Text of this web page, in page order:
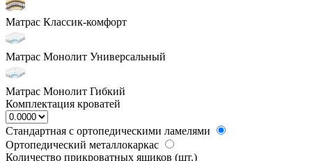
Матрас Классик-комфорт
Матрас Монолит Универсальный
Матрас Монолит Гибкий
Комплектация кроватей
Стандартная с ортопедическими ламелями
Ортопедический металлокаркас
Количество прикроватных ящиков (шт.)